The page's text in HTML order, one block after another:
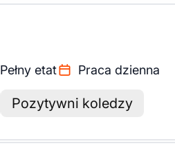
Pełny etat Praca dzienna
Pozytywni koledzy